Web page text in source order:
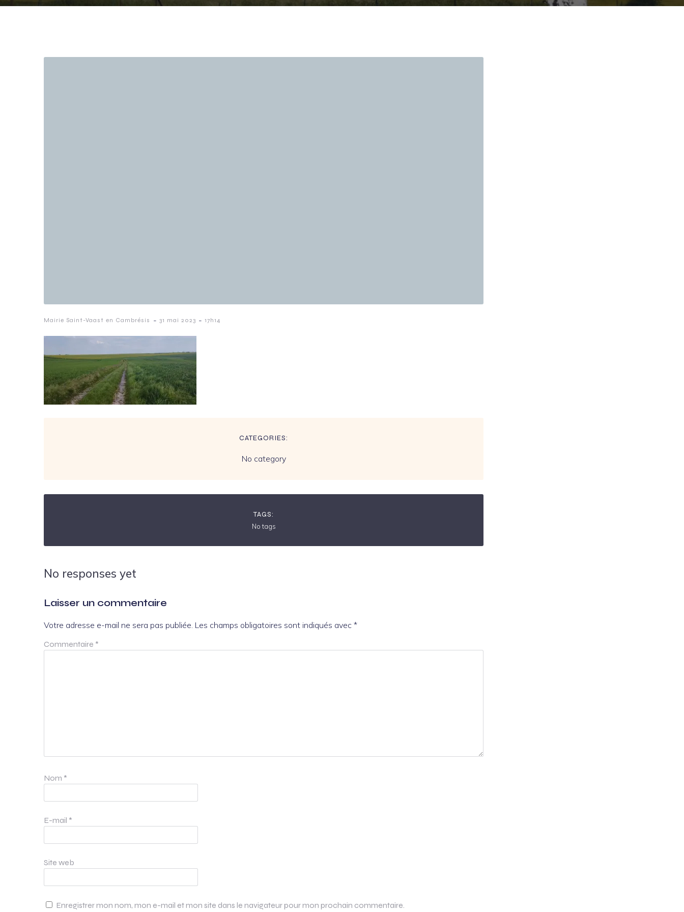
Mairie Saint-Vaast en Cambrésis - 31 mai 2023 - 17h14
CATEGORIES:
No category
TAGS:
No tags
No responses yet
Laisser un commentaire
Votre adresse e-mail ne sera pas publiée. Les champs obligatoires sont indiqués avec *
Commentaire *
Nom *
E-mail *
Site web
Enregistrer mon nom, mon e-mail et mon site dans le navigateur pour mon prochain commentaire.